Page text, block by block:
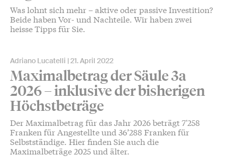
Was lohnt sich mehr – aktive oder passive Investition?
Beide haben Vor- und Nachteile. Wir haben zwei
heisse Tipps für Sie.
Adriano Lucatelli 21. April 2022
Maximalbetrag der Säule 3a
2026 – inklusive der bisherigen
Höchstbeträge
Der Maximalbetrag für das Jahr 2026 beträgt 7'258
Franken für Angestellte und 36’288 Franken für
Selbstständige. Hier finden Sie auch die
Maximalbeträge 2025 und älter.